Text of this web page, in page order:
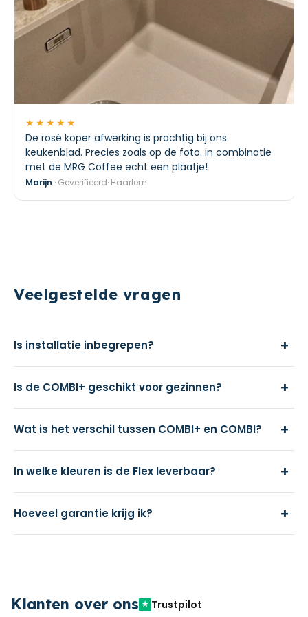
★★★★★
De rosé koper afwerking is prachtig bij ons
keukenblad. Precies zoals op de foto. in combinatie
met de MRG Coffee echt een plaatje!
Marijn · Geverifieerd· Haarlem
Veelgestelde vragen
Is installatie inbegrepen? +
Is de COMBI+ geschikt voor gezinnen? +
Wat is het verschil tussen COMBI+ en COMBI? +
In welke kleuren is de Flex leverbaar? +
Hoeveel garantie krijg ik? +
Klanten over ons ★ Trustpilot